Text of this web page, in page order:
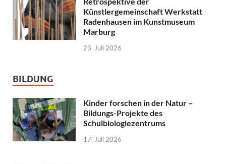
Künstlergemeinschaft Werkstatt
Radenhausen im Kunstmuseum
Marburg
23. Juli 2026
BILDUNG
Kinder forschen in der Natur –
Bildungs-Projekte des
Schulbiologiezentrums
17. Juli 2026